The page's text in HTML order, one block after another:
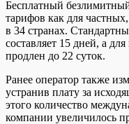
Бесплатный
тарифов как для
в 34 странах.
составляет 15 дней, а
продлен до 22 суток.
Ранее оператор также
устранив плату за
этого количество
компании увеличилось